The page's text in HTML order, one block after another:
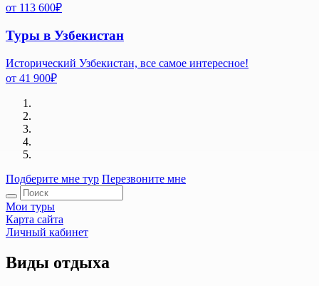
от 113 600₽
Туры в Узбекистан
Исторический Узбекистан, все самое интересное!
от 41 900₽
Подберите мне тур Перезвоните мне
Мои туры
Карта сайта
Личный кабинет
Виды отдыха